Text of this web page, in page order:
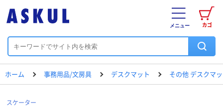
カゴ
メニュー
ホーム 事務用品/文房具 デスクマット その他 デスクマ
スケーター